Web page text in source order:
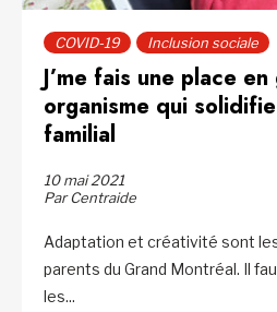
COVID-19 Inclusion sociale
J’me fais une place
organisme qui
familial
10 mai 2021
Par Centraide
Adaptation et créativité sont
parents du Grand Montréal. Il
les...